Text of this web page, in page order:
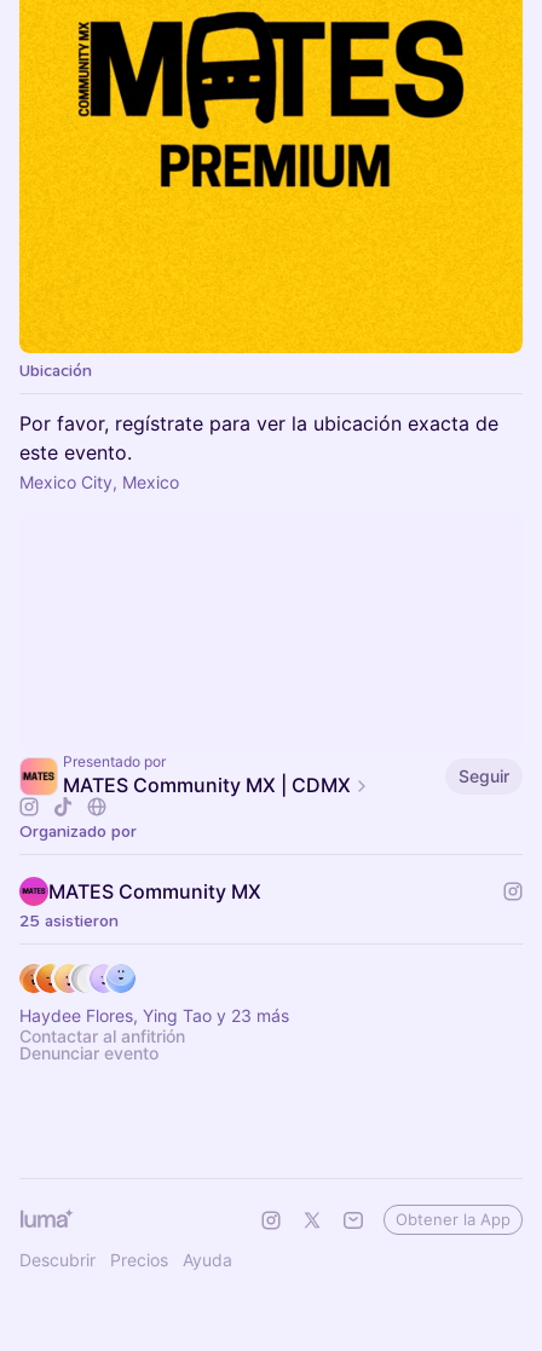
Ubicación
Por favor, regístrate para ver la ubicación exacta de
este evento.
Mexico City, Mexico
Presentado por
MATES Community MX | CDMX Seguir
Organizado por
MATES Community MX
25 asistieron
Haydee Flores, Ying Tao y 23 más
Contactar al anfitrión
Denunciar evento
Descubrir Precios Ayuda
Obtener la App